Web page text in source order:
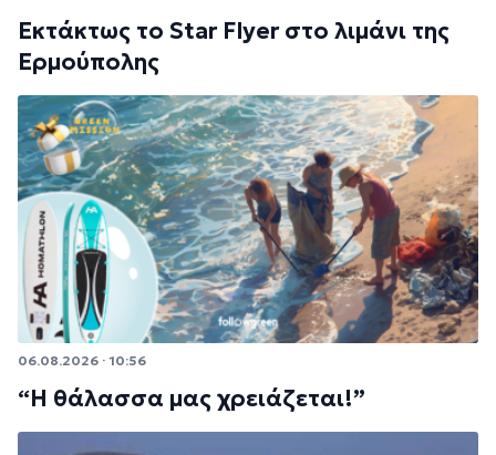
Εκτάκτως το Star Flyer στο λιμάνι της
Ερμούπολης
06.08.2026 · 10:56
“Η θάλασσα μας χρειάζεται!”